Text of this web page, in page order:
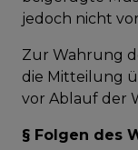
jedoch nicht
Zur Wahrung
die Mitteilung
vor Ablauf der
§ Folgen des